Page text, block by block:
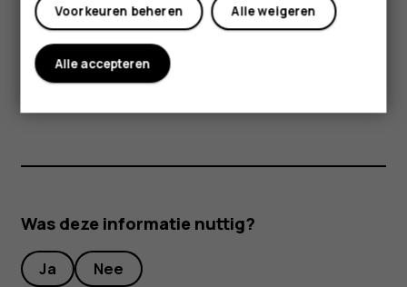
opgeslagen, kunnen worden gewist.
Sommige accessoires die in deze gebruikershandleiding
worden genoemd, zoals een lader, headset of
Was deze informatie nuttig?
Ja Nee
Alle weigeren
Voorkeuren beheren
Alle accepteren